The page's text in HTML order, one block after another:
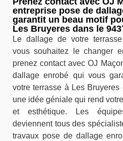
entreprise pose de
garantit un beau motif
Les Bruyeres dans le
Le dallage de votre
vous souhaitez le changer
prenez contact avec OJ
dallage enrobé qui vous
votre terrasse à Les Bruyeres
une idée géniale qui rend
et esthétique. Les
deviennent tous des
travaux pose de dallage